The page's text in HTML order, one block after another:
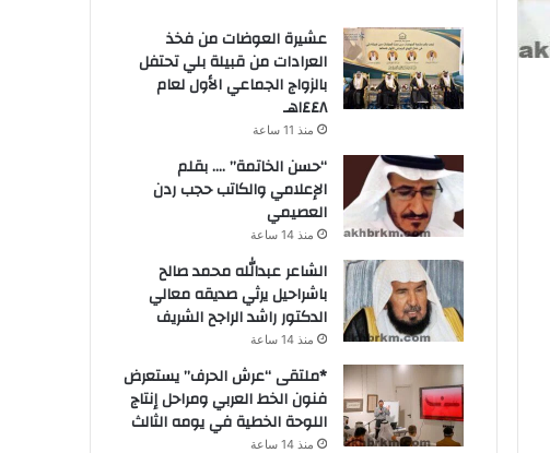
عشيرة العوضات من فخذ
العرادات من قبيلة بلي تحتفل
بالزواج الجماعي الأول لعام
١٤٤٨هـ
منذ 11 ساعة
“حسن الخاتمة” …. بقلم
الإعلامي والكاتب حجب ردن
العصيمي
منذ 14 ساعة
الشاعر عبدالله محمد صالح
باشراحيل يرثي صديقه معالي
الدكتور راشد الراجح الشريف
منذ 14 ساعة
*ملتقى “عرش الحرف” يستعرض
فنون الخط العربي ومراحل إنتاج
اللوحة الخطية في يومه الثالث
منذ 14 ساعة